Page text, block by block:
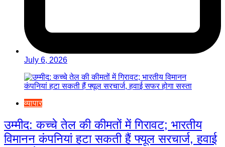
July 6, 2026
व्यापार
उम्मीद: कच्चे तेल की कीमतों में गिरावट; भारतीय
विमानन कंपनियां हटा सकती हैं फ्यूल सरचार्ज, हवाई